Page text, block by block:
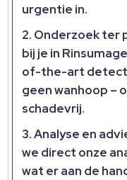
urgentie in.​
Onderzoek ter
bij je in
of-the-art
geen wanhoop –
schadevrij.​
Analyse en
we direct onze
wat er aan de